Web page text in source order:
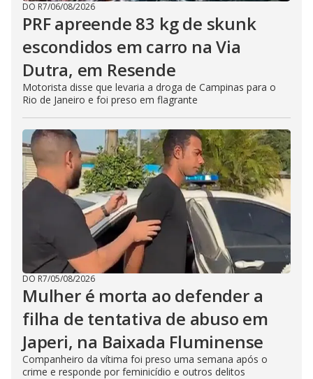
DO R7/06/08/2026
PRF apreende 83 kg de skunk
escondidos em carro na Via
Dutra, em Resende
Motorista disse que levaria a droga de Campinas para o
Rio de Janeiro e foi preso em flagrante
DO R7/05/08/2026
Mulher é morta ao defender a
filha de tentativa de abuso em
Japeri, na Baixada Fluminense
Companheiro da vítima foi preso uma semana após o
crime e responde por feminicídio e outros delitos